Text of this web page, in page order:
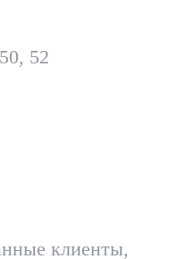
52
клиенты,